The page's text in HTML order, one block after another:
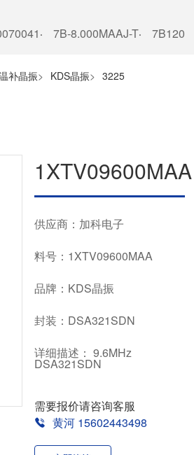
销榜首
· 7B-8.000MAAJ-T·
补晶振> KDS晶振> 3225
1XTV09600MAA
供应商：加科电子
料号：1XTV09600MAA
品牌：KDS晶振
封装：DSA321SDN
详细描述： 9.6MHz
DSA321SDN
需要报价请咨询客服
黄河 15602443498